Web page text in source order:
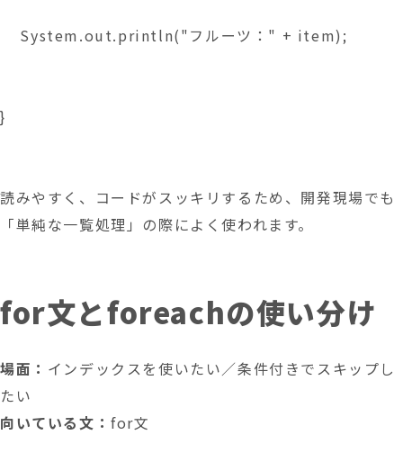
System.out.println("フルーツ：" + item);
}
読みやすく、コードがスッキリするため、開発現場でも
「単純な一覧処理」の際によく使われます。
for文とforeachの使い分け
場面： インデックスを使いたい／条件付きでスキップし
たい
向いている文：for文